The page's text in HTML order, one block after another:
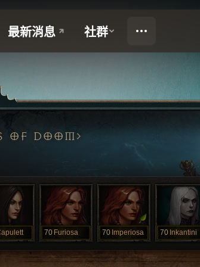
OF DOOM
70 Furiosa 70 Imperiosa 70 Inkantini